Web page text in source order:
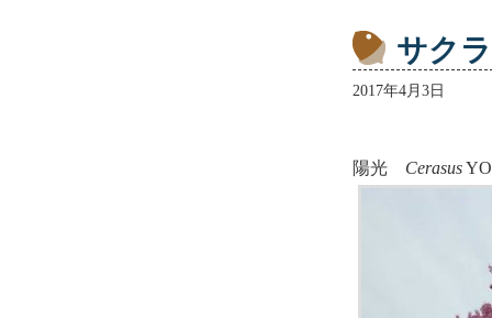
サク
2017年4月3日
陽光 Cerasus